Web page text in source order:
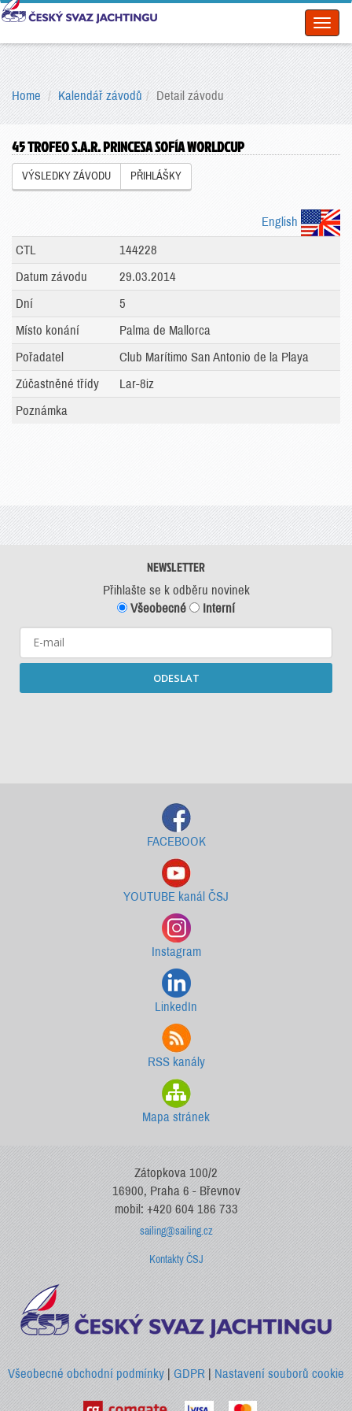
Home Kalendář závodů Detail závodu
45 TROFEO S.A.R. PRINCESA SOFÍA WORLDCUP
VÝSLEDKY ZÁVODU PŘIHLÁŠKY
English
CTL
144228
Datum závodu
29.03.2014
Dní
5
Místo konání
Palma de Mallorca
Pořadatel
Club Marítimo San Antonio de la Playa
Zúčastněné třídy
Lar-8iz
Poznámka
NEWSLETTER
Přihlašte se k odběru novinek
Všeobecné
Interní
ODESLAT
FACEBOOK
YOUTUBE kanál ČSJ
Instagram
LinkedIn
RSS kanály
Mapa stránek
Zátopkova 100/2
16900, Praha 6 - Břevnov
mobil: +420 604 186 733
sailing@sailing.cz
Kontakty ČSJ
Všeobecné obchodní podmínky |GDPR Nastavení souborů cookie